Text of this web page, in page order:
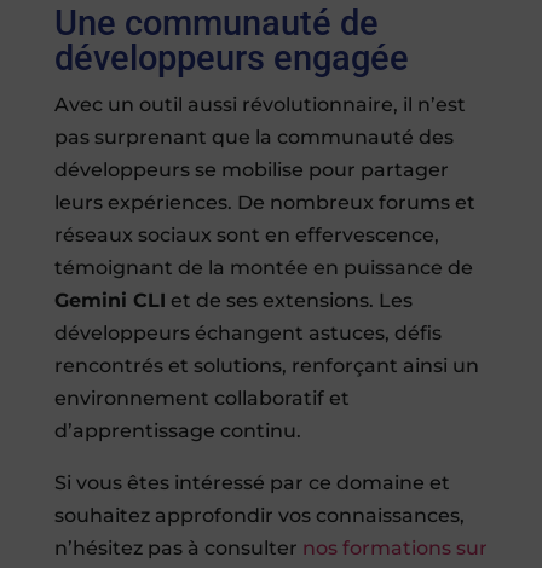
Une communauté de
développeurs engagée
Avec un outil aussi révolutionnaire, il n’est
pas surprenant que la communauté des
développeurs se mobilise pour partager
leurs expériences. De nombreux forums et
réseaux sociaux sont en effervescence,
témoignant de la montée en puissance de
Gemini CLI et de ses extensions. Les
développeurs échangent astuces, défis
rencontrés et solutions, renforçant ainsi un
environnement collaboratif et
d’apprentissage continu.
Si vous êtes intéressé par ce domaine et
souhaitez approfondir vos connaissances,
n’hésitez pas à consulter nos formations sur